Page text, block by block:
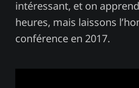
intéressant, et on
heures, mais laissons
conférence en 2017.